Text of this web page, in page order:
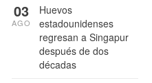
Huevos
estadounidenses
regresan a Singapur
después de dos
décadas
03
AGO